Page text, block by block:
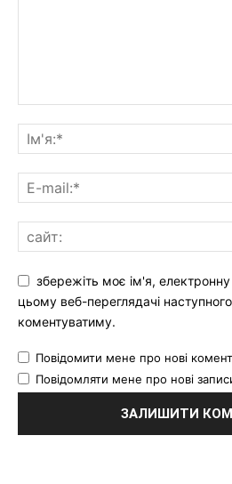
збережіть моє ім'я,
цьому веб-переглядачі
коментуватиму.
Повідомити мене про нові
Повідомляти мене про нові